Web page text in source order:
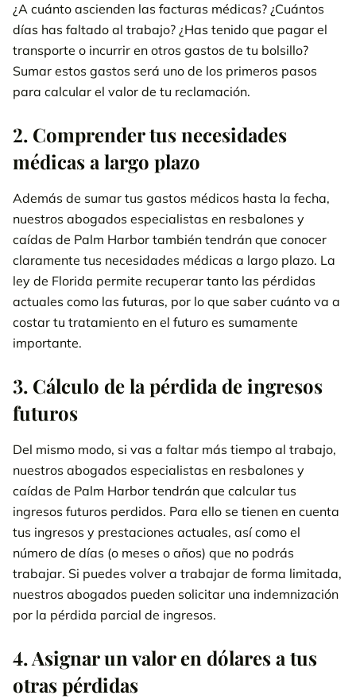
¿A cuánto ascienden las facturas médicas? ¿Cuántos
días has faltado al trabajo? ¿Has tenido que pagar el
transporte o incurrir en otros gastos de tu bolsillo?
Sumar estos gastos será uno de los primeros pasos
para calcular el valor de tu reclamación.
2. Comprender tus necesidades
médicas a largo plazo
Además de sumar tus gastos médicos hasta la fecha,
nuestros abogados especialistas en resbalones y
caídas de Palm Harbor también tendrán que conocer
claramente tus necesidades médicas a largo plazo. La
ley de Florida permite recuperar tanto las pérdidas
actuales como las futuras, por lo que saber cuánto va a
costar tu tratamiento en el futuro es sumamente
importante.
3. Cálculo de la pérdida de ingresos
futuros
Del mismo modo, si vas a faltar más tiempo al trabajo,
nuestros abogados especialistas en resbalones y
caídas de Palm Harbor tendrán que calcular tus
ingresos futuros perdidos. Para ello se tienen en cuenta
tus ingresos y prestaciones actuales, así como el
número de días (o meses o años) que no podrás
trabajar. Si puedes volver a trabajar de forma limitada,
nuestros abogados pueden solicitar una indemnización
por la pérdida parcial de ingresos.
4. Asignar un valor en dólares a tus
otras pérdidas